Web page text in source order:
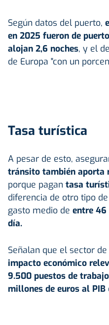
Según datos del puerto,
en 2025 fueron de
alojan 2,6 noches, y el
de Europa "con un
Tasa turística
A pesar de esto,
tránsito también aporta
porque pagan tasa
diferencia de otro tipo
gasto medio de entre 46
día.
Señalan que el sector
impacto económico
9.500 puestos de trabajo
millones de euros al PIB